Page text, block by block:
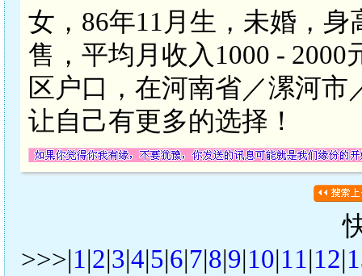
女，86年11月生，未婚，
售，平均月收入1000 -
区户口，在河南省／漯河
让自己有更多的选择！
>>>|1|2|3|4|5|6|7|8|9|10|11|12|